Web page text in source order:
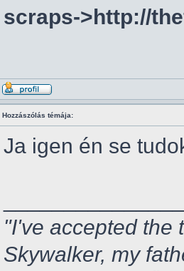
scraps->http://
Hozzászólás témája:
Ja igen én se
"I've accepted the
Skywalker, my